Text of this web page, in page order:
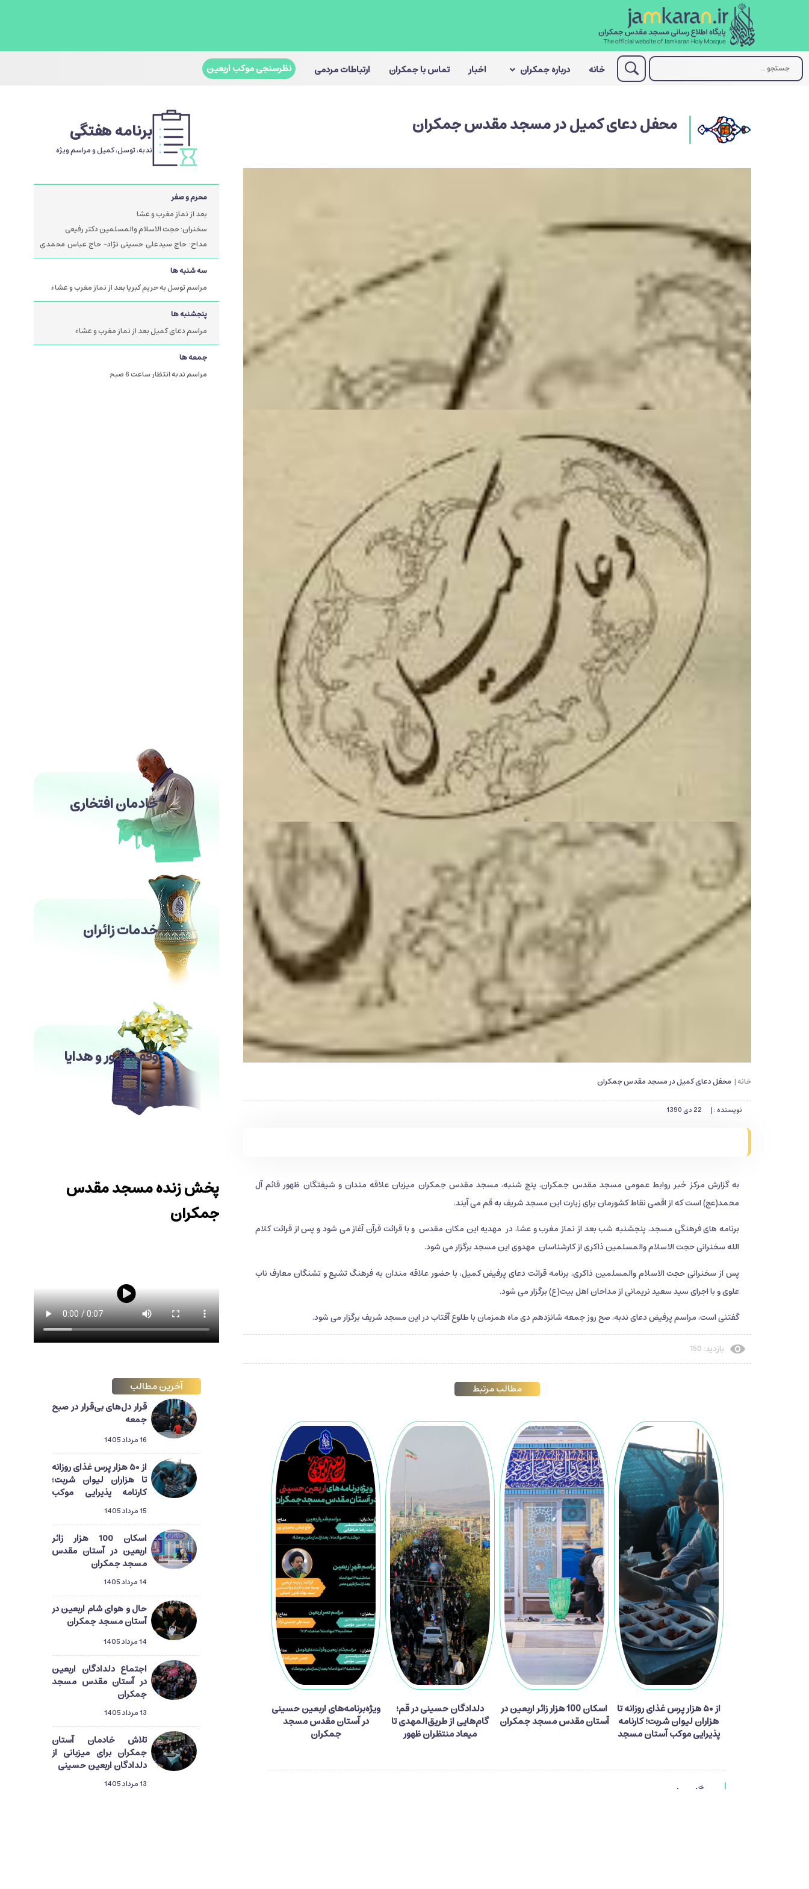
خانه درباره جمکران اخبار تماس با جمکران ارتباطات مردمی نظرسنجی موکب اربعین
محفل دعای کمیل در مسجد مقدس جمکران
خانه | محفل دعای کمیل در مسجد مقدس جمکران
نویسنده : | 22 دی 1390
به گزارش مرکز خبر روابط عمومی مسجد مقدس جمکران، پنج شنبه، مسجد مقدس جمکران میزبان علاقه مندان و شیفتگان ظهور قائم آل
محمد(عج) است که از اقصی نقاط کشورمان برای زیارت این مسجد شریف به قم می آیند.
برنامه های فرهنگی مسجد، پنجشنبه شب بعد از نماز مغرب و عشا، در مهدیه این مکان مقدس و با قرائت قرآن آغاز می شود و پس از قرائت کلام
الله سخنرانی حجت الاسلام والمسلمین ذاکری از کارشناسان مهدوی این مسجد برگزار می شود.
پس از سخنرانی حجت الاسلام والمسلمین ذاکری، برنامه قرائت دعای پرفیض کمیل، با حضور علاقه مندان به فرهنگ تشیع و تشنگان معارف ناب
علوی و با اجرای سید سعید نریمانی از مداحان اهل بیت(ع) برگزار می شود.
گفتنی است، مراسم پرفیض دعای ندبه، صح روز جمعه شانزدهم دی ماه همزمان با طلوع آفتاب در این مسجد شریف برگزار می شود.
بازدید: 150
مطالب مرتبط
از ۵۰ هزار پرس غذای روزانه تا
هزاران لیوان شربت؛ کارنامه
پذیرایی موکب آستان مسجد
اسکان 100 هزار زائر اربعین در
آستان مقدس مسجد جمکران
دلدادگان حسینی در قم؛
گام‌هایی از طریق‌المهدی تا
میعاد منتظران ظهور
ویژه‌برنامه‌های اربعین حسینی
در آستان مقدس مسجد
جمکران
دیدگاه ها
برنامه هفتگی
ندبه، توسل، کمیل و مراسم ویژه
محرم و صفر
بعد از نماز مغرب و عشا
سخنران: حجت الاسلام والمسلمین دکتر رفیعی
مداح: حاج سیدعلی حسینی نژاد- حاج عباس محمدی
پور
سه شنبه ها
مراسم توسل به حریم کبریا بعد از نماز مغرب و عشاء
پنجشنبه ها
مراسم دعای کمیل بعد از نماز مغرب و عشاء
جمعه ها
مراسم ندبه انتظار ساعت 6 صبح
خادمان افتخاری
خدمات زائران
وقف، نذور و هدایا
پخش زنده مسجد مقدس
جمکران
آخرین مطالب
قرار دل‌های بی‌قرار در صبح
جمعه
16 مرداد 1405
از ۵۰ هزار پرس غذای روزانه
تا هزاران لیوان شربت؛
کارنامه پذیرایی موکب
آستان مسجد جمکران از
زائران اربعین
15 مرداد 1405
اسکان 100 هزار زائر
اربعین در آستان مقدس
مسجد جمکران
14 مرداد 1405
حال و هوای شام اربعین در
آستان مسجد جمکران
14 مرداد 1405
اجتماع دلدادگان اربعین
در آستان مقدس مسجد
جمکران
13 مرداد 1405
تلاش خادمان آستان
جمکران برای میزبانی از
دلدادگان اربعین حسینی
13 مرداد 1405